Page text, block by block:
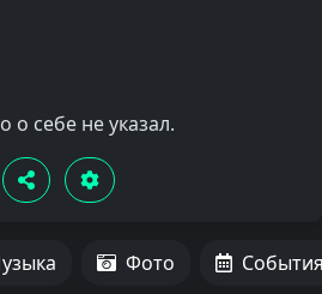
о себе не указал.
Фото